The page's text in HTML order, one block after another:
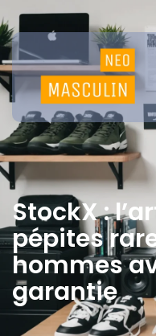
StockX :
pépites
hommes
garantie